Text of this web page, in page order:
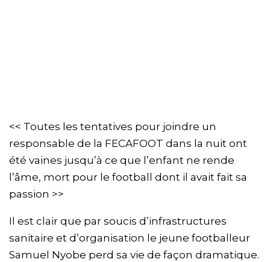
<< Toutes les tentatives pour joindre un
responsable de la FECAFOOT dans la nuit ont
été vaines jusqu’à ce que l’enfant ne rende
l’âme, mort pour le football dont il avait fait sa
passion >>
Il est clair que par soucis d’infrastructures
sanitaire et d’organisation le jeune footballeur
Samuel Nyobe perd sa vie de façon dramatique.